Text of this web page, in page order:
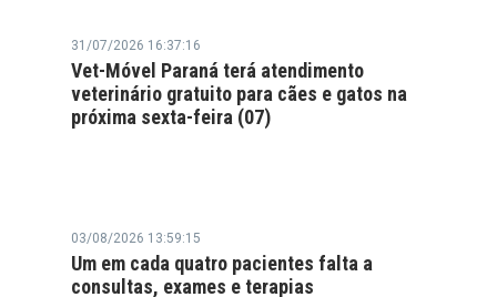
31/07/2026 16:37:16
Vet-Móvel Paraná terá atendimento
veterinário gratuito para cães e gatos na
próxima sexta-feira (07)
03/08/2026 13:59:15
Um em cada quatro pacientes falta a
consultas, exames e terapias